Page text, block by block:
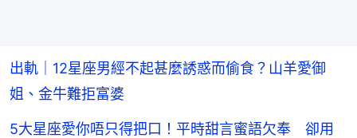
出軌｜12星座男經不起甚麼誘惑而偷食？山羊愛御
姐、金牛難拒富婆
5大星座愛你唔只得把口！平時甜言蜜語欠奉 卻用